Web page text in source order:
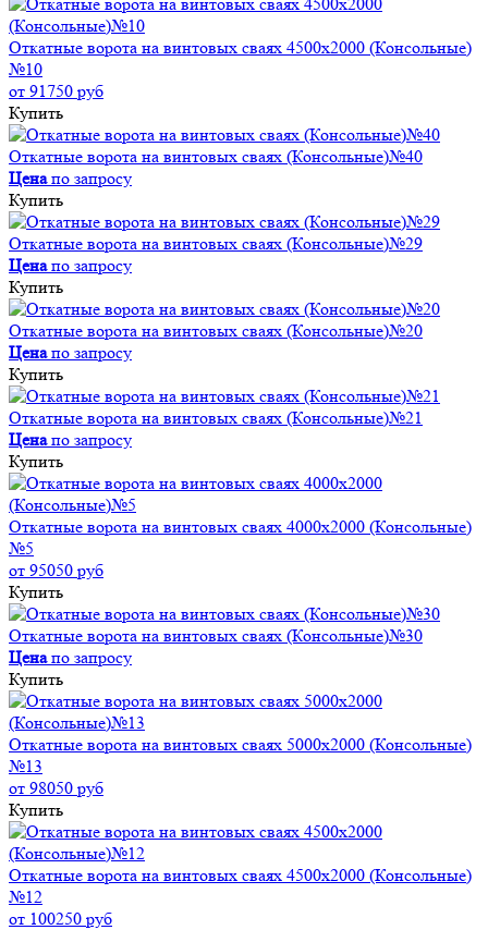
Откатные ворота на винтовых сваях 4500x2000 (Консольные)
№10
от 91750 руб
Купить
Откатные ворота на винтовых сваях (Консольные)№40
Ценапо запросу
Купить
Откатные ворота на винтовых сваях (Консольные)№29
Ценапо запросу
Купить
Откатные ворота на винтовых сваях (Консольные)№20
Ценапо запросу
Купить
Откатные ворота на винтовых сваях (Консольные)№21
Ценапо запросу
Купить
Откатные ворота на винтовых сваях 4000x2000 (Консольные)
№5
от 95050 руб
Купить
Откатные ворота на винтовых сваях (Консольные)№30
Ценапо запросу
Купить
Откатные ворота на винтовых сваях 5000x2000 (Консольные)
№13
от 98050 руб
Купить
Откатные ворота на винтовых сваях 4500x2000 (Консольные)
№12
от 100250 руб